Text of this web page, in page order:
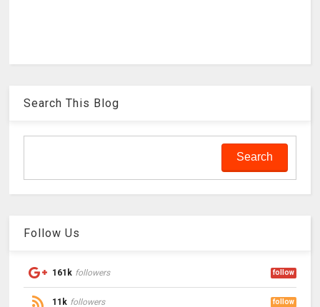
Search This Blog
Follow Us
161k followers follow
11k followers follow